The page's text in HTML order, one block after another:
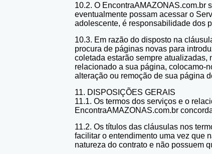
10.2. O EncontraAMAZONAS.com.br
eventualmente possam acessar o
adolescente, é responsabilidade dos
10.3. Em razão do disposto na
procura de páginas novas para
coletada estarão sempre atualizadas,
relacionado a sua página, colocamo-
alteração ou remoção de sua página
11. DISPOSIÇÕES GERAIS
11.1. Os termos dos serviços e o
EncontraAMAZONAS.com.br
11.2. Os títulos das cláusulas nos
facilitar o entendimento uma vez que
natureza do contrato e não possuem